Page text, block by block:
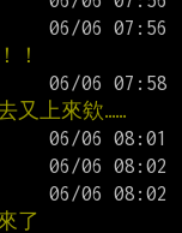
！
又上來欸……
了